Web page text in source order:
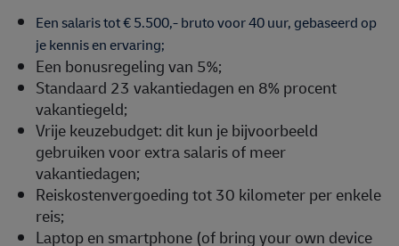
Een salaris tot € 5.500,- bruto voor 40 uur, gebaseerd op
je kennis en ervaring;
Een bonusregeling van 5%;
Standaard 23 vakantiedagen en 8% procent
vakantiegeld;
Vrije keuzebudget: dit kun je bijvoorbeeld
gebruiken voor extra salaris of meer
vakantiedagen;
Reiskostenvergoeding tot 30 kilometer per enkele
reis;
Laptop en smartphone (of bring your own device